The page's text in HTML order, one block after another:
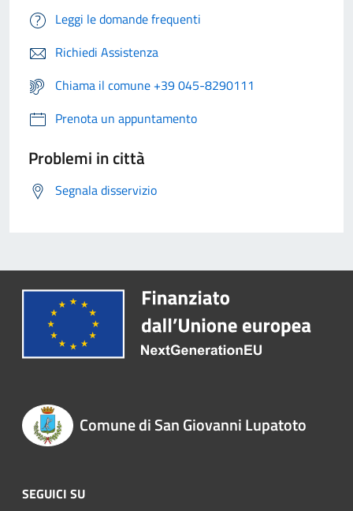
Leggi le domande frequenti
Richiedi Assistenza
Chiama il comune +39 045-8290111
Prenota un appuntamento
Problemi in città
Segnala disservizio
Comune di San Giovanni Lupatoto
SEGUICI SU